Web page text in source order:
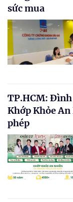
sức mua
TP.HCM: Đình
Khớp Khỏe
phép